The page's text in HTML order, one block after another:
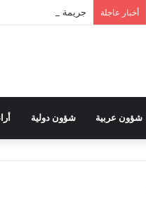
أخبار عاجلة جريمة حرب | الأمم المتحدة: الاحتلال
شؤون عربية شؤون دولية